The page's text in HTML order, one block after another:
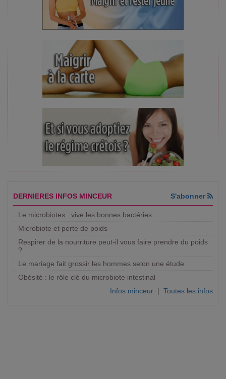
DERNIERES INFOS MINCEUR S'abonner
Le microbiotes : vive les bonnes bactéries
Microbiote et perte de poids
Respirer de la nourriture peut-il vous faire prendre du poids
?
Le mariage fait grossir les hommes selon une étude
Obésité : le rôle clé du microbiote intestinal
Infos minceur | Toutes les infos